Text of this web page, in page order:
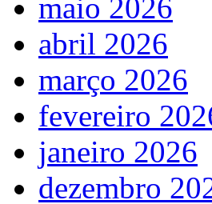
maio 2026
abril 2026
março 2026
fevereiro
janeiro 2026
dezembro